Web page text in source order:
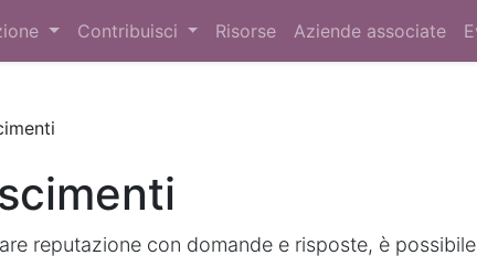
Contribuisci Risorse Aziende associate
reputazione con domande e risposte, è